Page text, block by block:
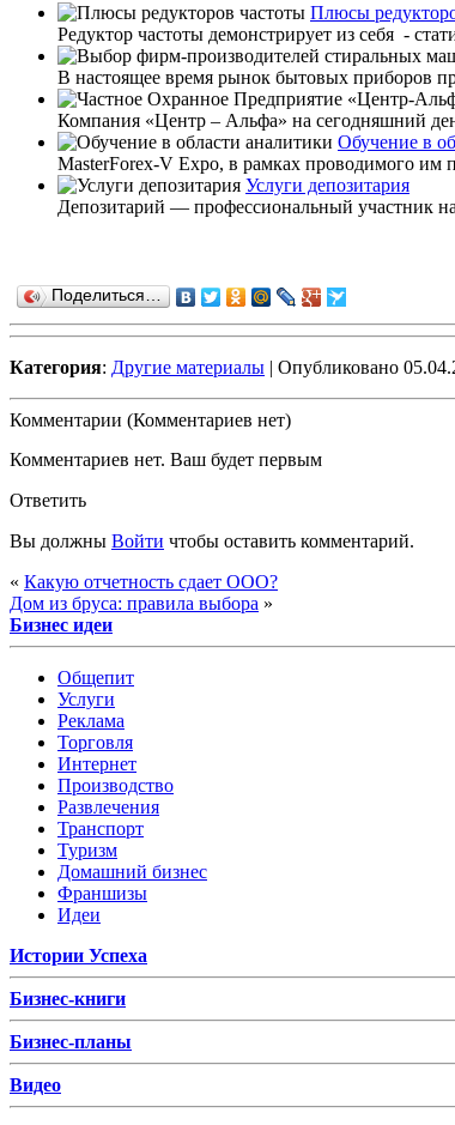
Плюсы
Редуктор частоты демонстрирует из себя -
В настоящее время рынок бытовых приборов
Компания «Центр – Альфа» на сегодняшний
Обучение в
MasterForex-V Expo, в рамках проводимого им
Услуги депозитария
Депозитарий — профессиональный участник
Поделиться…
Категория: Другие материалы | Опубликовано
Комментарии (Комментариев нет)
Комментариев нет. Ваш будет первым
Ответить
Вы должны Войти чтобы оставить комментарий.
« Какую отчетность сдает ООО?
Дом из бруса: правила выбора »
Бизнес идеи
Общепит
Услуги
Реклама
Торговля
Интернет
Производство
Развлечения
Транспорт
Туризм
Домашний бизнес
Франшизы
Идеи
Истории Успеха
Бизнес-книги
Бизнес-планы
Видео